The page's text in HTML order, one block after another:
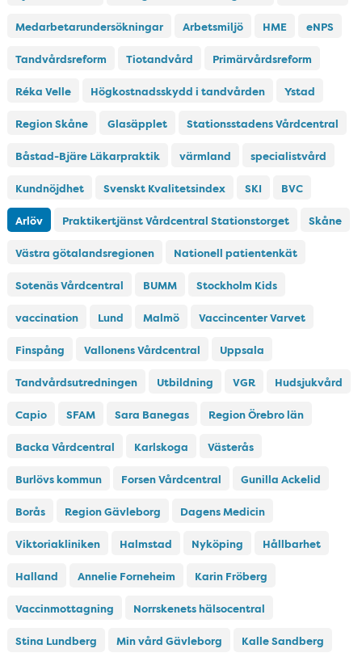
Medarbetarundersökningar Arbetsmiljö HME eNPS
Tandvårdsreform Tiotandvård Primärvårdsreform
Réka Velle Högkostnadsskydd i tandvården Ystad
Region Skåne Glasäpplet Stationsstadens Vårdcentral
Båstad-Bjäre Läkarpraktik värmland specialistvård
Kundnöjdhet Svenskt Kvalitetsindex SKI BVC
Arlöv Praktikertjänst Vårdcentral Stationstorget Skåne
Västra götalandsregionen Nationell patientenkät
Sotenäs Vårdcentral BUMM Stockholm Kids
vaccination Lund Malmö Vaccincenter Varvet
Finspång Vallonens Vårdcentral Uppsala
Tandvårdsutredningen Utbildning VGR Hudsjukvård
Capio SFAM Sara Banegas Region Örebro län
Backa Vårdcentral Karlskoga Västerås
Burlövs kommun Forsen Vårdcentral Gunilla Ackelid
Borås Region Gävleborg Dagens Medicin
Viktoriakliniken Halmstad Nyköping Hållbarhet
Halland Annelie Forneheim Karin Fröberg
Vaccinmottagning Norrskenets hälsocentral
Stina Lundberg Min vård Gävleborg Kalle Sandberg